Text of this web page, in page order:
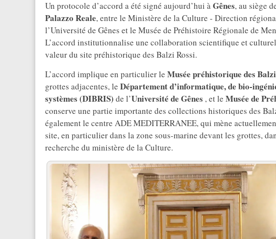
Un protocole d’accord a été signé aujourd’hui àGênes, au siège
Palazzo Reale, entre le Ministère de la Culture - Direction
l’Université de Gênes et le Musée de Préhistoire Régionale de
L’accord institutionnalise une collaboration scientifique et
valeur du site préhistorique des Balzi Rossi.
L’accord implique en particulier le Musée préhistorique des
grottes adjacentes, le Département d’informatique, de bio-
systèmes (DIBRIS) de l’Université de Gênes , et le Musée de
conserve une partie importante des collections historiques des
également le centre ADE MEDITERRANEE, qui mène
site, en particulier dans la zone sous-marine devant les grottes,
recherche du ministère de la Culture.